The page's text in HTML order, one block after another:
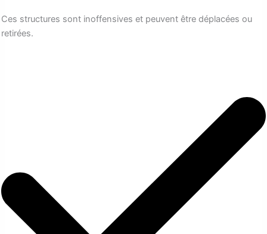
Ces structures sont inoffensives et peuvent être déplacées ou
retirées.